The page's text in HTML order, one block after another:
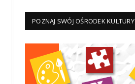
POZNAJ SWÓJ OŚRODEK KULTURY